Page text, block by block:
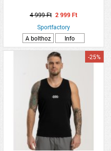
4 999 Ft 2 999 Ft
Sportfactory
A bolthoz
Info
-25%